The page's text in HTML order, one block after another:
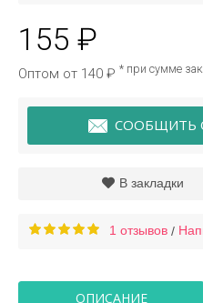
155 ₽
Оптом от 140 ₽ * при сумме
СООБЩИТЬ
В закладки
1 отзывов /
ОПИСАНИЕ